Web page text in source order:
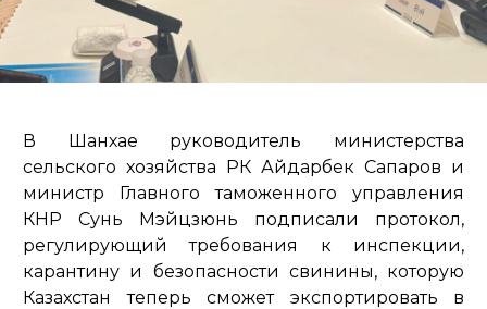
В Шанхае руководитель министерства
сельского хозяйства РК Айдарбек Сапаров и
министр Главного таможенного управления
КНР Сунь Мэйцзюнь подписали протокол,
регулирующий требования к инспекции,
карантину и безопасности свинины, которую
Казахстан теперь сможет экспортировать в